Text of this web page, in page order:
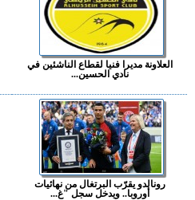
العلاونة مديرا فنيا لقطاع الناشئين في
نادي الحسين...
رونالدو يقرّب البرتغال من نهائيات
أوروبا.. ويدخل سجل "غ...